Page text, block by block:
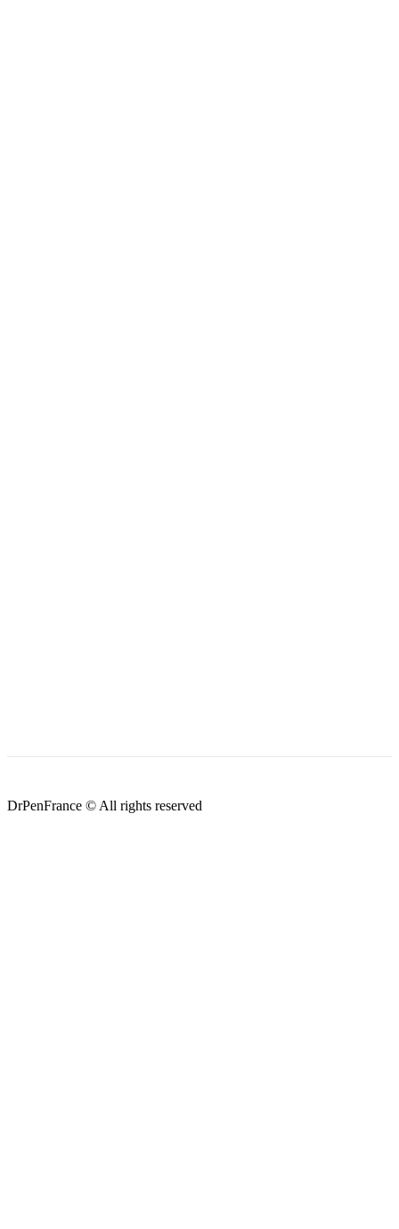
DrPenFrance © All rights reserved